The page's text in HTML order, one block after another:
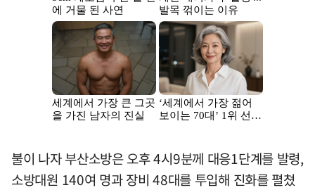
불이 나자 부산소방은 오후 4시9분께 대응1단계를 발령,
소방대원 140여 명과 장비 48대를 투입해 진화를 펼쳤